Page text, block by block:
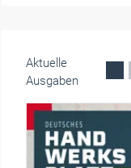
Aktuelle
Ausgaben